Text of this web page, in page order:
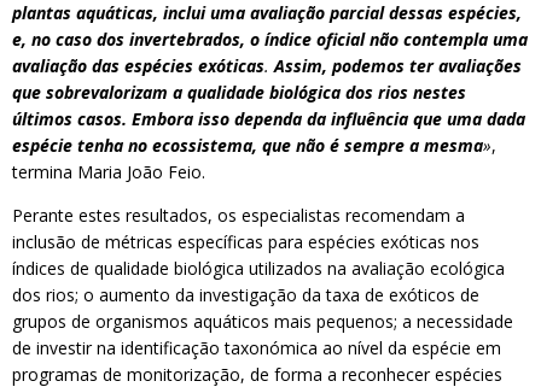
plantas aquáticas, inclui uma avaliação parcial dessas espécies,
e, no caso dos invertebrados, o índice oficial não contempla uma
avaliação das espécies exóticas.Assim, podemos ter avaliações
que sobrevalorizam a qualidade biológica dos rios nestes
últimos casos. Embora isso dependa da influência que uma dada
espécie tenha no ecossistema, que não é sempre a mesma»,
termina Maria João Feio.
Perante estes resultados, os especialistas recomendam a
inclusão de métricas específicas para espécies exóticas nos
índices de qualidade biológica utilizados na avaliação ecológica
dos rios; o aumento da investigação da taxa de exóticos de
grupos de organismos aquáticos mais pequenos; a necessidade
de investir na identificação taxonómica ao nível da espécie em
programas de monitorização, de forma a reconhecer espécies